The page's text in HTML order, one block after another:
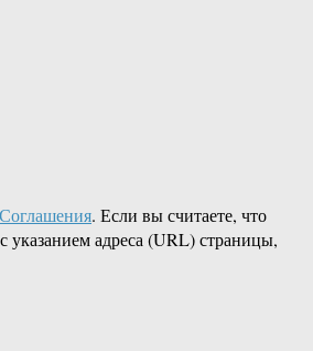
. Если вы считаете, что
с указанием адреса (URL) страницы,